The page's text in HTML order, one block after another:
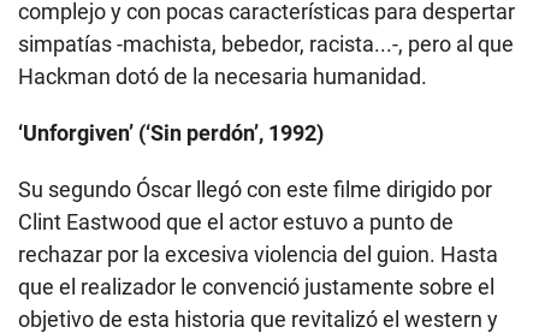
complejo y con pocas características para despertar
simpatías -machista, bebedor, racista...-, pero al que
Hackman dotó de la necesaria humanidad.
‘Unforgiven’ (‘Sin perdón’, 1992)
Su segundo Óscar llegó con este filme dirigido por
Clint Eastwood que el actor estuvo a punto de
rechazar por la excesiva violencia del guion. Hasta
que el realizador le convenció justamente sobre el
objetivo de esta historia que revitalizó el western y